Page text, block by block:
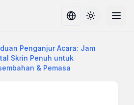
Toggle
Penganjur Acara: Jam
Skrin Penuh untuk
& Pemasa